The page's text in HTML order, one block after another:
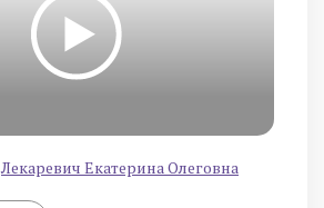
Лекаревич Екатерина Олеговна